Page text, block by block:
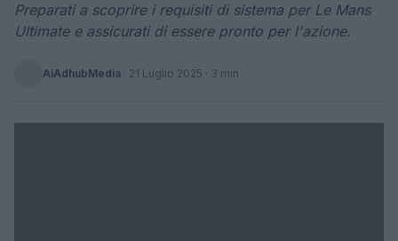
Preparati a scoprire i requisiti di sistema per Le Mans
Ultimate e assicurati di essere pronto per l'azione.
AiAdhubMedia · 21 Luglio 2025 · 3 min